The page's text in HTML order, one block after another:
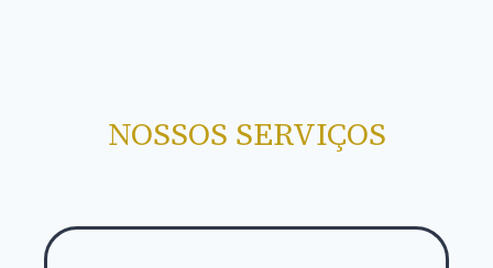
NOSSOS SERVIÇOS